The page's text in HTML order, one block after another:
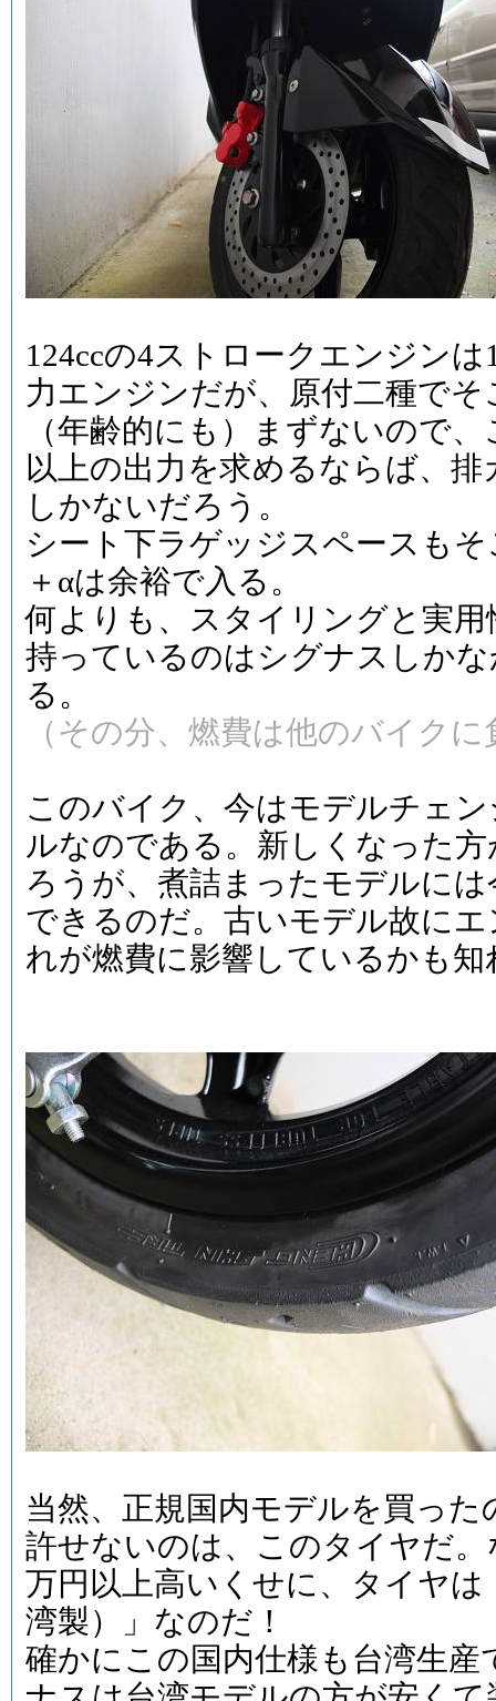
124ccの4ストロークエンジン
力エンジンだが、原付二種で
（年齢的にも）まずないので
以上の出力を求めるならば、
しかないだろう。
シート下ラゲッジスペースも
＋αは余裕で入る。
何よりも、スタイリングと実
持っているのはシグナスしか
る。
（その分、燃費は他のバイク
このバイク、今はモデルチェ
ルなのである。新しくなった
ろうが、煮詰まったモデルに
できるのだ。古いモデル故に
れが燃費に影響しているかも知
当然、正規国内モデルを買った
許せないのは、このタイヤだ
万円以上高いくせに、タイヤ
湾製）」なのだ！
確かにこの国内仕様も台湾生